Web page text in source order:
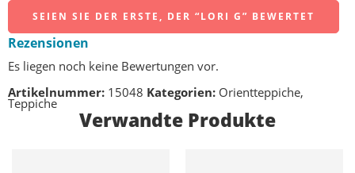
SEIEN SIE DER ERSTE, DER “LORI G” BEWERTET
Rezensionen
Es liegen noch keine Bewertungen vor.
Artikelnummer: 15048 Kategorien: Orientteppiche,
Teppiche
Verwandte Produkte